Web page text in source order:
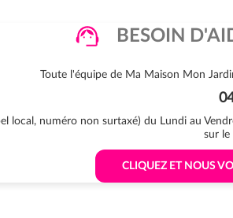
BESOIN
Toute l'équipe de Ma Maison Mon
local, numéro non surtaxé) du Lundi au
sur le
CLIQUEZ ET NOUS